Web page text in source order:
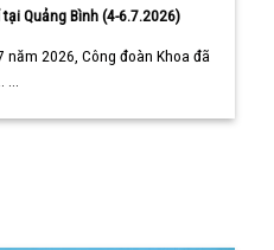
Quảng Bình (4-6.7.2026)
năm 2026, Công đoàn Khoa đã
...